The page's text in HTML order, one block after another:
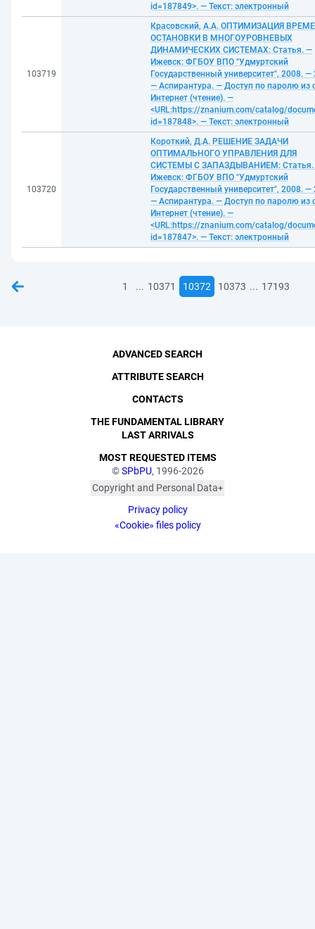
id=187849>. — Текст: электронный
103719
Красовский, А.А. ОПТИМИЗАЦИЯ
ОСТАНОВКИ В МНОГОУРОВНЕВЫХ
ДИНАМИЧЕСКИХ СИСТЕМАХ: Статья. —
Ижевск: ФГБОУ ВПО "Удмуртский
Государственный университет", 2008. —
— Аспирантура. — Доступ по паролю из
Интернет (чтение). —
<URL:https://znanium.com/catalog/
id=187848>. — Текст: электронный
103720
Короткий, Д.А. РЕШЕНИЕ ЗАДАЧИ
ОПТИМАЛЬНОГО УПРАВЛЕНИЯ ДЛЯ
СИСТЕМЫ С ЗАПАЗДЫВАНИЕМ:
Ижевск: ФГБОУ ВПО "Удмуртский
Государственный университет", 2008. —
— Аспирантура. — Доступ по паролю из
Интернет (чтение). —
<URL:https://znanium.com/catalog/
id=187847>. — Текст: электронный
1 ... 10371 10372 10373 ... 17193
©SPbPU, 1996-2026
Copyright and Personal Data
published with the
consent of the individuals
Privacy policy
«Cookie» files policy
ADVANCED SEARCH
ATTRIBUTE SEARCH
CONTACTS
THE FUNDAMENTAL LIBRARY
LAST ARRIVALS
MOST REQUESTED ITEMS